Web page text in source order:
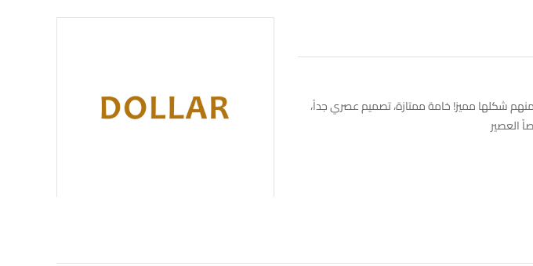
بشكل أنيق، مع 6 كاسات زجاجية كل واحدة منهم شكلها مميز! خامة ممتازة، تصميم عصري جداً،
العصير